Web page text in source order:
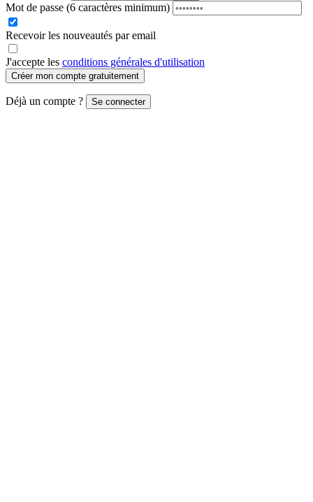
Mot de passe (6 caractères minimum)
Recevoir les nouveautés par email
J'accepte les conditions générales d'utilisation
Créer mon compte gratuitement
Déjà un compte ? Se connecter